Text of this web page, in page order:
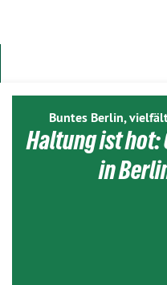
Buntes Berlin,
Haltung ist hot:
in